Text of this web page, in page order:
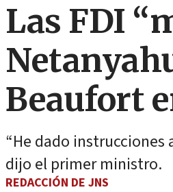
Las FDI
Beaufort
“He dado instrucciones
dijo el primer ministro.
REDACCIÓN DE JNS